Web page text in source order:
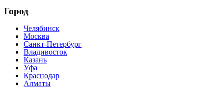
Город
Челябинск
Москва
Санкт-Петербург
Владивосток
Казань
Уфа
Краснодар
Алматы